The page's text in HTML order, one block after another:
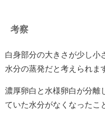
考察
白身部分の大きさが少し小
水分の蒸発だと考えられま
濃厚卵白と水様卵白が分離
ていた水分がなくなった